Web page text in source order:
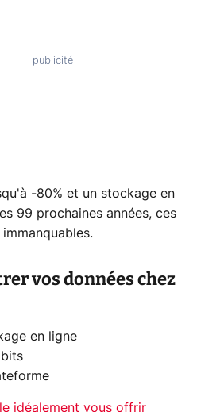
-80% et un stockage en
99 prochaines années, ces
vos données chez
en ligne
idéalement vous offrir